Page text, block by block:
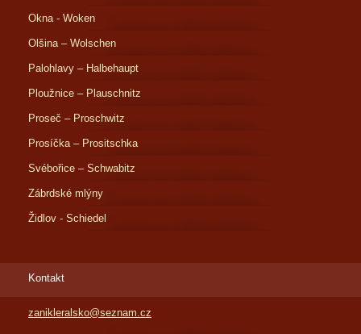
Okna - Woken
Olšina – Wolschen
Palohlavy – Halbehaupt
Ploužnice – Plauschnitz
Proseč – Proschwitz
Prosíčka – Prositschka
Svébořice – Schwabitz
Zábrdské mlýny
Židlov - Schiedel
Kontakt
zanikleralsko@seznam.cz